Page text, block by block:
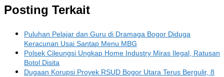
Posting Terkait
Puluhan Pelajar dan Guru di Dramaga Bogor Diduga
Keracunan Usai Santap Menu MBG
Polsek Cileungsi Ungkap Home Industry Miras Ilegal, Ratusan
Botol Disita
Dugaan Korupsi Proyek RSUD Bogor Utara Terus Bergulir, 8